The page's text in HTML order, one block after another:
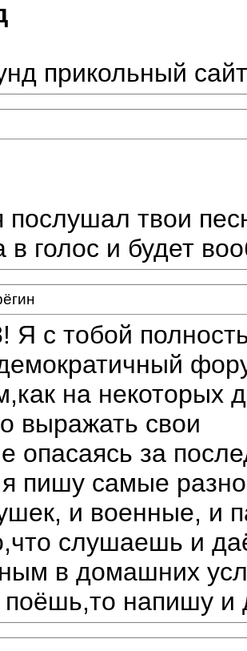
прикольный
послушал твои
в голос и будет
Я с тобой
на некоторых
выражать свои
опасаясь за
пишу самые
и военные, и
слушаешь и
в домашних
напишу и